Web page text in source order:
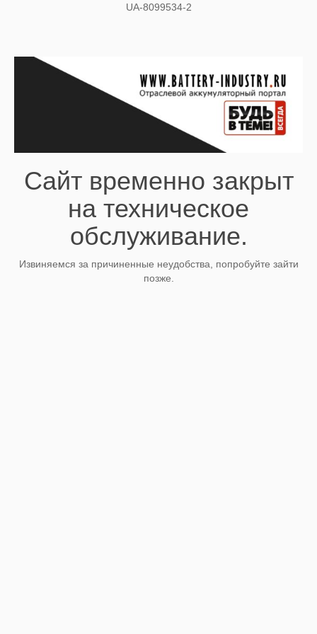
UA-8099534-2
Сайт временно закрыт
на техническое
обслуживание.
Извиняемся за причиненные неудобства, попробуйте зайти
позже.